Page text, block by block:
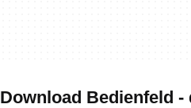
Download Bedienfeld